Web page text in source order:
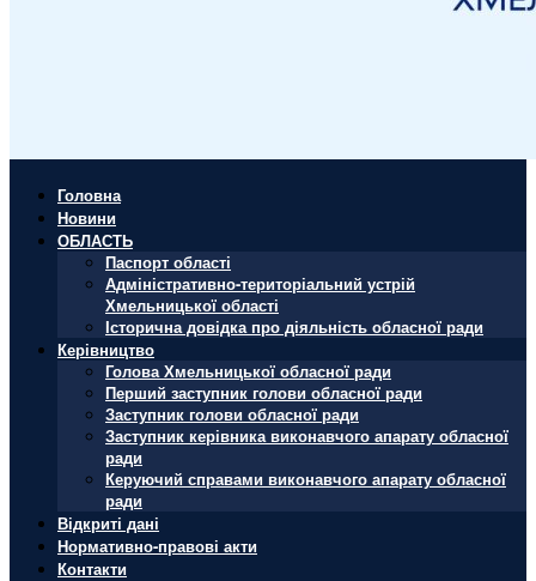
Головна
Новини
ОБЛАСТЬ
Паспорт області
Адміністративно-територіальний устрій
Хмельницької області
Історична довідка про діяльність обласної ради
Керівництво
Голова Хмельницької обласної ради
Перший заступник голови обласної ради
Заступник голови обласної ради
Заступник керівника виконавчого апарату обласної
ради
Керуючий справами виконавчого апарату обласної
ради
Відкриті дані
Нормативно-правові акти
Контакти